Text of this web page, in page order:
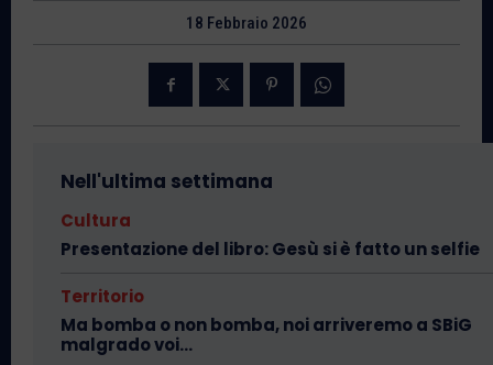
18 Febbraio 2026
Nell'ultima settimana
Cultura
Presentazione del libro: Gesù si è fatto un selfie
Territorio
Ma bomba o non bomba, noi arriveremo a SBiG
malgrado voi…